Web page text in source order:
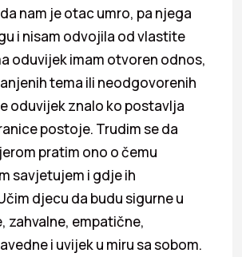
nam je otac umro, pa njega
i nisam odvojila od vlastite
oduvijek imam otvoren odnos,
tema ili neodgovorenih
oduvijek znalo ko postavlja
postoje. Trudim se da
pratim ono o čemu
savjetujem i gdje ih
djecu da budu sigurne u
zahvalne, empatične,
i uvijek u miru sa sobom.